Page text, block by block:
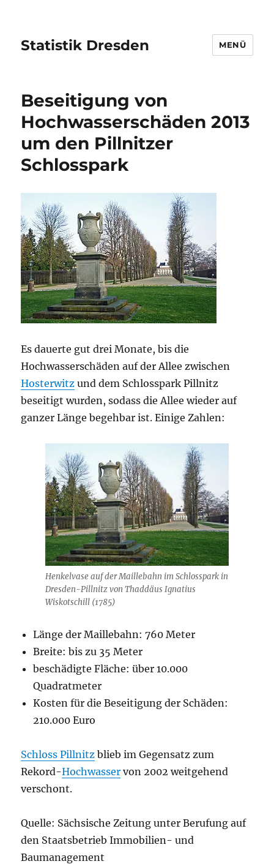
Statistik Dresden MENÜ
Beseitigung von
Hochwasserschäden 2013
um den Pillnitzer
Schlosspark
Es dauerte gut drei Monate, bis die
Hochwasserschäden auf der Allee zwischen
Hosterwitz und dem Schlosspark Pillnitz
beseitigt wurden, sodass die Allee wieder auf
ganzer Länge begehbar ist. Einige Zahlen:
Henkelvase auf der Maillebahn im Schlosspark in
Dresden-Pillnitz von Thaddäus Ignatius
Wiskotschill (1785)
Länge der Maillebahn: 760 Meter
Breite: bis zu 35 Meter
beschädigte Fläche: über 10.000
Quadratmeter
Kosten für die Beseitigung der Schäden:
210.000 Euro
Schloss Pillnitz blieb im Gegensatz zum
Rekord-Hochwasser von 2002 weitgehend
verschont.
Quelle: Sächsische Zeitung unter Berufung auf
den Staatsbetrieb Immobilien- und
Baumanagement